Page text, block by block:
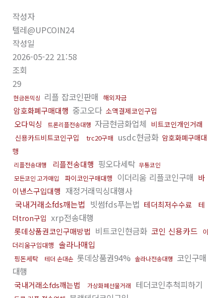
작성자
텔레@UPCOIN24
작성일
2026-05-22 21:58
조회
29
현금돈믹싱 리플 잡코인판매 해외자금
암호화폐구매대행 중고오다 소액결제코인구입
오다믹싱 트론리플전송대행 자금현금화업체 비트코인개인거래
신용카드비트코인구입
trc20구매 usdc현금화 암호화폐구매대
행
리플전송대행 리플전송대행 핑오다세탁 무통코인
모든코인 고가매입
파이코인구매대행 이더리움 리플코인구매 바
이낸스구입대행 재정거래믹싱대행사
국내거래소fds깨는법 빗썸fds푸는법 테더최저수수료
테
더tron구입 xrp전송대행
롯데상품권코인구매방법 비트코인현금화 코인 신용카드
이
더리움구입대행 솔라나매입
핑돈세탁 테더 손대손 롯데상품권94% 솔라나전송대행 코인구매
대행
국내거래소fds깨는법 가상화폐선물거래 테더코인추척피하기